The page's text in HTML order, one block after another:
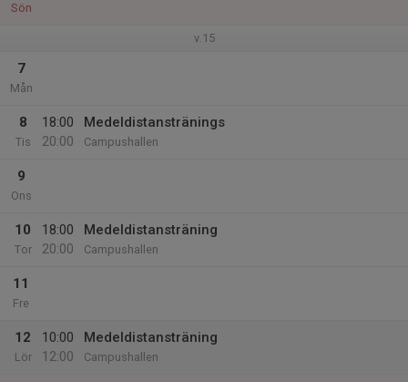
Sön
v.15
7
Mån
8
Tis
18:00
20:00
Medeldistanstränings
Campushallen
9
Ons
10
Tor
18:00
20:00
Medeldistansträning
Campushallen
11
Fre
12
Lör
10:00
12:00
Medeldistansträning
Campushallen